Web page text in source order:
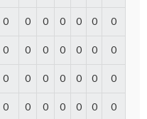
0 0 0 0 0 0 0
0 0 0 0 0 0 0
0 0 0 0 0 0 0
0 0 0 0 0 0 0